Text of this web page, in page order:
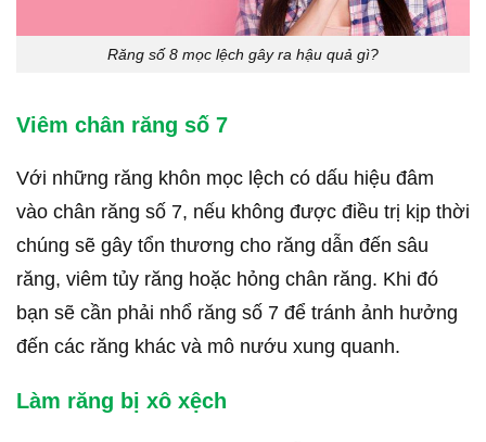
Răng số 8 mọc lệch gây ra hậu quả gì?
Viêm chân răng số 7
Với những răng khôn mọc lệch có dấu hiệu đâm
vào chân răng số 7, nếu không được điều trị kịp thời
chúng sẽ gây tổn thương cho răng dẫn đến sâu
răng, viêm tủy răng hoặc hỏng chân răng. Khi đó
bạn sẽ cần phải nhổ răng số 7 để tránh ảnh hưởng
đến các răng khác và mô nướu xung quanh.
Làm răng bị xô xệch